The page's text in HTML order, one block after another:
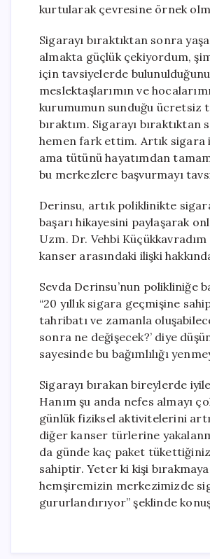
kurtularak çevresine örnek
Sigarayı bıraktıktan sonra
almakta güçlük çekiyordum,
için tavsiyelerde
meslektaşlarımın ve
kurumumun sunduğu ücretsiz
bıraktım. Sigarayı
hemen fark ettim. Artık sigara
ama tütünü hayatımdan
bu merkezlere başvurmayı
Derinsu, artık poliklinikte
başarı hikayesini paylaşarak
Uzm. Dr. Vehbi
kanser arasındaki ilişki
Sevda Derinsu’nun polikliniğe
“20 yıllık sigara geçmişine
tahribatı ve zamanla
sonra ne değişecek?’ diye
sayesinde bu bağımlılığı
Sigarayı bırakan bireylerde
Hanım şu anda nefes almayı
günlük fiziksel aktivitelerini
diğer kanser türlerine
da günde kaç paket
sahiptir. Yeter ki kişi
hemşiremizin merkezimizde
gururlandırıyor” şeklinde